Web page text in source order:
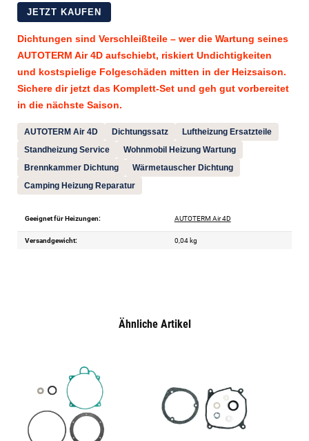
JETZT KAUFEN
Dichtungen sind Verschleißteile – wer die Wartung seines
AUTOTERM Air 4D aufschiebt, riskiert Undichtigkeiten
und kostspielige Folgeschäden mitten in der Heizsaison.
Sichere dir jetzt das Komplett-Set und geh gut vorbereitet
in die nächste Saison.
AUTOTERM Air 4D Dichtungssatz
Luftheizung Ersatzteile
Standheizung Service
Wohnmobil Heizung Wartung
Brennkammer Dichtung
Wärmetauscher Dichtung
Camping Heizung Reparatur
Geeignet für Heizungen: AUTOTERM Air 4D
Versandgewicht: 0,04 kg
Ähnliche Artikel